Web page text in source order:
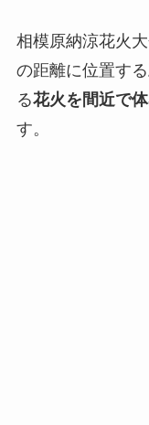
相模原納涼花火
の距離に位置する
る花火を間近で
す。